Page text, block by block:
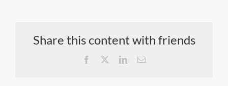
Share this content with friends
Facebook LinkedIn
E-